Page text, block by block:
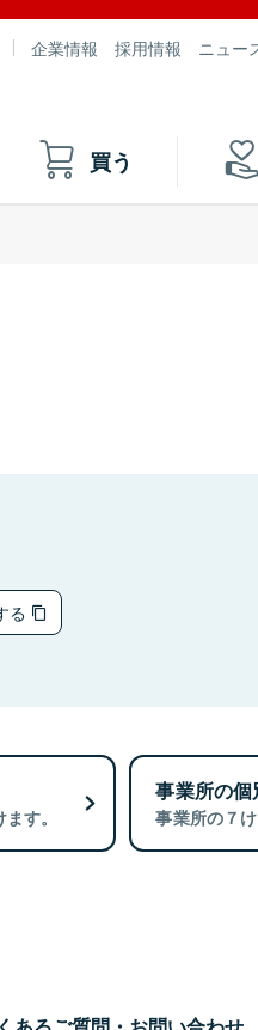
企業情報 採用情報 ニュー
買う
る
す。
事業所の
事業所の７